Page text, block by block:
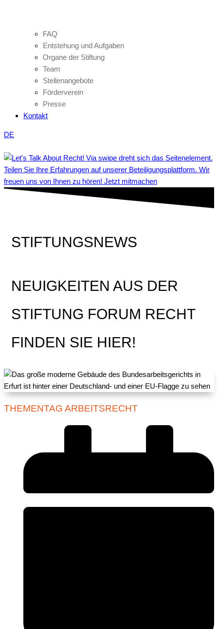
FAQ
Entstehung und Aufgaben
Organe der Stiftung
Team
Stellenangebote
Förderverein
Presse
Kontakt
DE
Teilen Sie Ihre Erfahrungen auf unserer Beteiligungsplattform. Wir
freuen uns von Ihnen zu hören! Jetzt mitmachen
STIFTUNGSNEWS
NEUIGKEITEN AUS DER
STIFTUNG FORUM RECHT
FINDEN SIE HIER!
THEMENTAG ARBEITSRECHT